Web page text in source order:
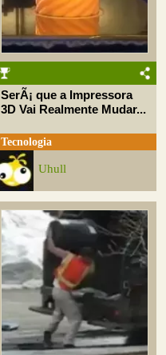
SerÃ¡ que a Impressora
3D Vai Realmente Mudar...
Tecnologia
Uhull